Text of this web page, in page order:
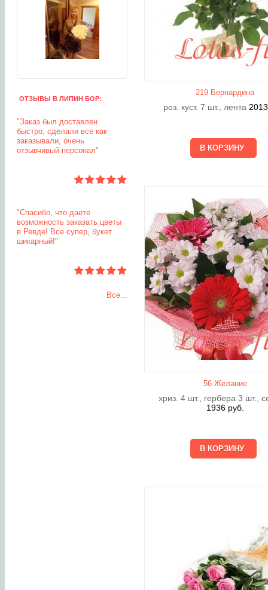
ОТЗЫВЫ В ЛИПИН БОР:
"Заказ был доставлен
быстро, сделали все как
заказывали, очень
отзывчивый персонал"
"Спасибо, что даете
возможность заказать цветы
в Ревде! Все супер, букет
шикарный!"
Все...
219 Бернардина
роз. куст. 7 шт., лента 2013
56 Желание
хриз. 4 шт., гербера 3 шт.,
1936 руб.